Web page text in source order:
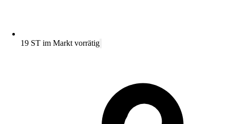
19 ST im Markt vorrätig